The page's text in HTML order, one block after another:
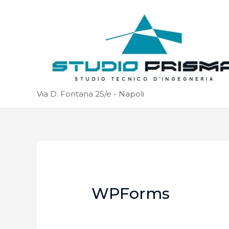
Via D. Fontana 25/e - Napoli
WPForms